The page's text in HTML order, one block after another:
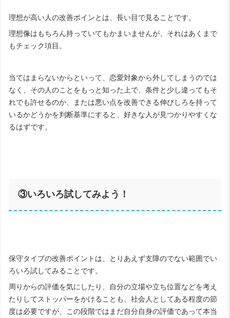
理想が高い人の改善ポインとは、長い目で見ることです。
理想像はもちろん持っていてもかまいませんが、それはあくまで
もチェック項目。
当てはまらないからといって、恋愛対象から外してしまうのでは
なく、その人のことをもっと知った上で、条件と少し違ってもそ
れでも許せるのか、または悪い点を改善できる伸びしろを持って
いるかどうかを判断基準にすると、好きな人が見つかりやすくな
るはずです。
③いろいろ試してみよう！
保守タイプの改善ポイントは、とりあえず支障のでない範囲でい
ろいろ試してみることです。
周りからの評価を気にしたり、自分の立場や立ち位置などを考え
たりしてストッパーをかけることも、社会人としてある程度の節
度は必要ですが、この段階ではまだ自分自身の評価であって本当